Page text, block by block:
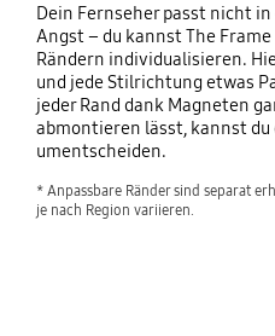
Dein Fernseher passt nicht
Angst – du kannst The
Rändern individualisieren.
und jede Stilrichtung etwas
jeder Rand dank Magneten
abmontieren lässt, kannst du
umentscheiden.
* Anpassbare Ränder sind separat
je nach Region variieren.